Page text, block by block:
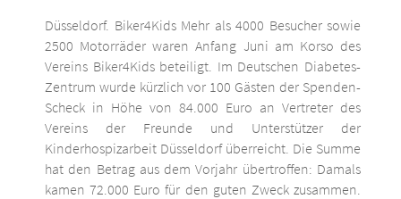
Düsseldorf. Biker4Kids Mehr als 4000 Besucher sowie
2500 Motorräder waren Anfang Juni am Korso des
Vereins Biker4Kids beteiligt. Im Deutschen Diabetes-
Zentrum wurde kürzlich vor 100 Gästen der Spenden-
Scheck in Höhe von 84.000 Euro an Vertreter des
Vereins der Freunde und Unterstützer der
Kinderhospizarbeit Düsseldorf überreicht. Die Summe
hat den Betrag aus dem Vorjahr übertroffen: Damals
kamen 72.000 Euro für den guten Zweck zusammen.